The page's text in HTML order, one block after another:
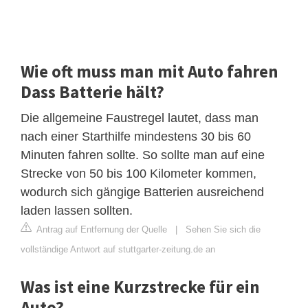
Wie oft muss man mit Auto fahren
Dass Batterie hält?
Die allgemeine Faustregel lautet, dass man
nach einer Starthilfe mindestens 30 bis 60
Minuten fahren sollte. So sollte man auf eine
Strecke von 50 bis 100 Kilometer kommen,
wodurch sich gängige Batterien ausreichend
laden lassen sollten.
Antrag auf Entfernung der Quelle | Sehen Sie sich die
vollständige Antwort auf stuttgarter-zeitung.de an
Was ist eine Kurzstrecke für ein